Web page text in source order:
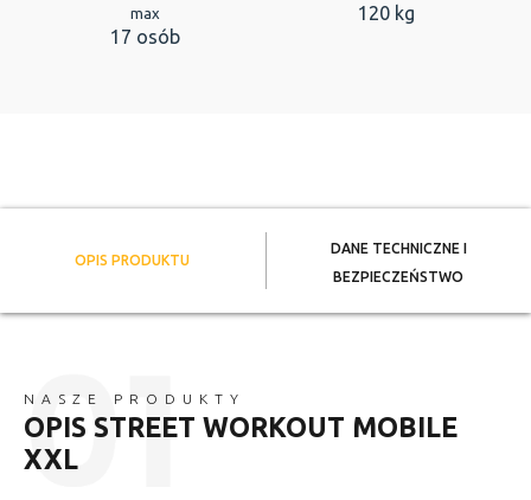
max
17 osób
120 kg
OPIS PRODUKTU
DANE TECHNICZNE I
BEZPIECZEŃSTWO
NASZE PRODUKTY
OPIS STREET WORKOUT MOBILE
XXL